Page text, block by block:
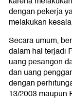
dengan pekerja
melakukan
Secara umum,
dalam hal terjadi
uang pesangon
dan uang
dengan
13/2003 maupun